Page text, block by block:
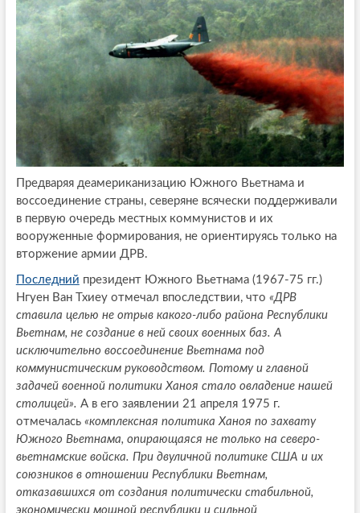
Предваряя деамериканизацию Южного Вьетнама и
воссоединение страны, северяне всячески поддерживали
в первую очередь местных коммунистов и их
вооруженные формирования, не ориентируясь только на
вторжение армии ДРВ.
Последний президент Южного Вьетнама (1967-75 гг.)
Нгуен Ван Тхиеу отмечал впоследствии, что «ДРВ
ставила целью не отрыв какого-либо района Республики
Вьетнам, не создание в ней своих военных баз. А
исключительно воссоединение Вьетнама под
коммунистическим руководством. Потому и главной
задачей военной политики Ханоя стало овладение нашей
столицей». А в его заявлении 21 апреля 1975 г.
отмечалась «комплексная политика Ханоя по захвату
Южного Вьетнама, опирающаяся не только на северо-
вьетнамские войска. При двуличной политике США и их
союзников в отношении Республики Вьетнам,
отказавшихся от создания политически стабильной,
экономически мощной республики и сильной